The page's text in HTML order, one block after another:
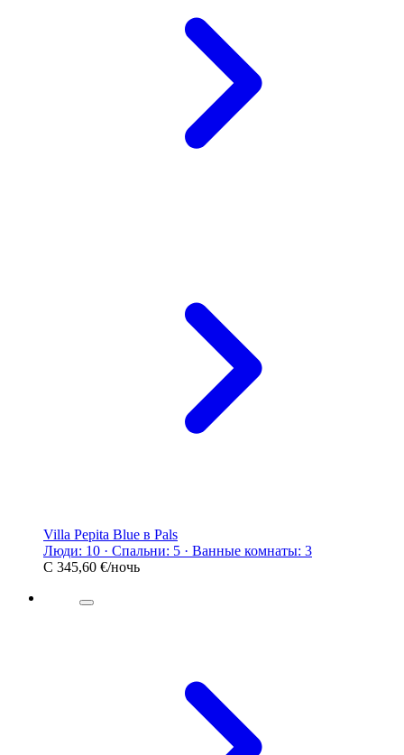
Villa Pepita Blue в Pals
Люди: 10 · Спальни: 5 · Ванные комнаты: 3
С 345,60 €/ночь